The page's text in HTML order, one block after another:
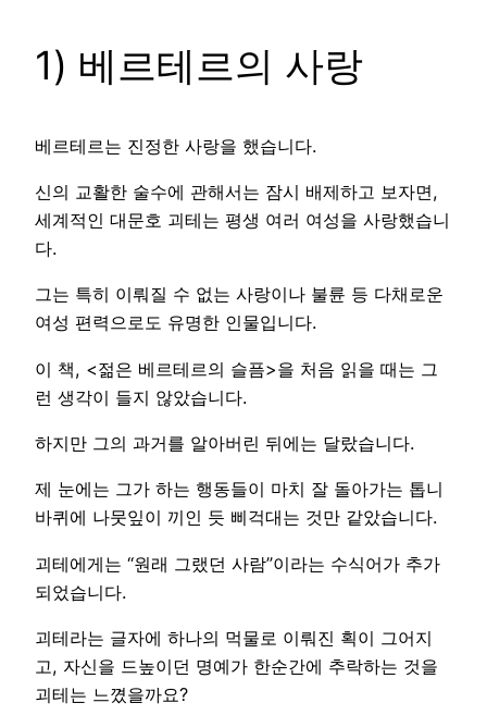
1) 베르테르의 사랑
베르테르는 진정한 사랑을 했습니다.
신의 교활한 술수에 관해서는 잠시 배제하고 보자면,
세계적인 대문호 괴테는 평생 여러 여성을 사랑했습니
다.
그는 특히 이뤄질 수 없는 사랑이나 불륜 등 다채로운
여성 편력으로도 유명한 인물입니다.
이 책, <젊은 베르테르의 슬픔>을 처음 읽을 때는 그
런 생각이 들지 않았습니다.
하지만 그의 과거를 알아버린 뒤에는 달랐습니다.
제 눈에는 그가 하는 행동들이 마치 잘 돌아가는 톱니
바퀴에 나뭇잎이 끼인 듯 삐걱대는 것만 같았습니다.
괴테에게는 “원래 그랬던 사람”이라는 수식어가 추가
되었습니다.
괴테라는 글자에 하나의 먹물로 이뤄진 획이 그어지
고, 자신을 드높이던 명예가 한순간에 추락하는 것을
괴테는 느꼈을까요?